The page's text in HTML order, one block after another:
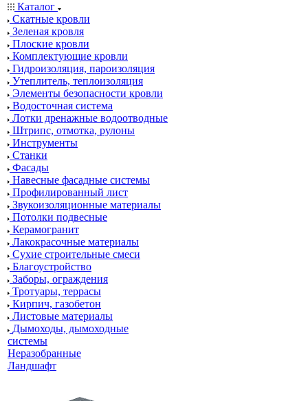
Каталог
Скатные кровли
Зеленая кровля
Плоские кровли
Комплектующие кровли
Гидроизоляция, пароизоляция
Утеплитель, теплоизоляция
Элементы безопасности кровли
Водосточная система
Лотки дренажные водоотводные
Штрипс, отмотка, рулоны
Инструменты
Станки
Фасады
Навесные фасадные системы
Профилированный лист
Звукоизоляционные материалы
Потолки подвесные
Керамогранит
Лакокрасочные материалы
Сухие строительные смеси
Благоустройство
Заборы, ограждения
Тротуары, террасы
Кирпич, газобетон
Листовые материалы
Дымоходы, дымоходные
системы
Неразобранные
Ландшафт